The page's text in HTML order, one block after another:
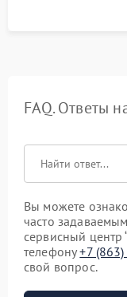
FAQ. Ответы
Вы можете
часто
сервисный центр
телефону+7
свой вопрос.